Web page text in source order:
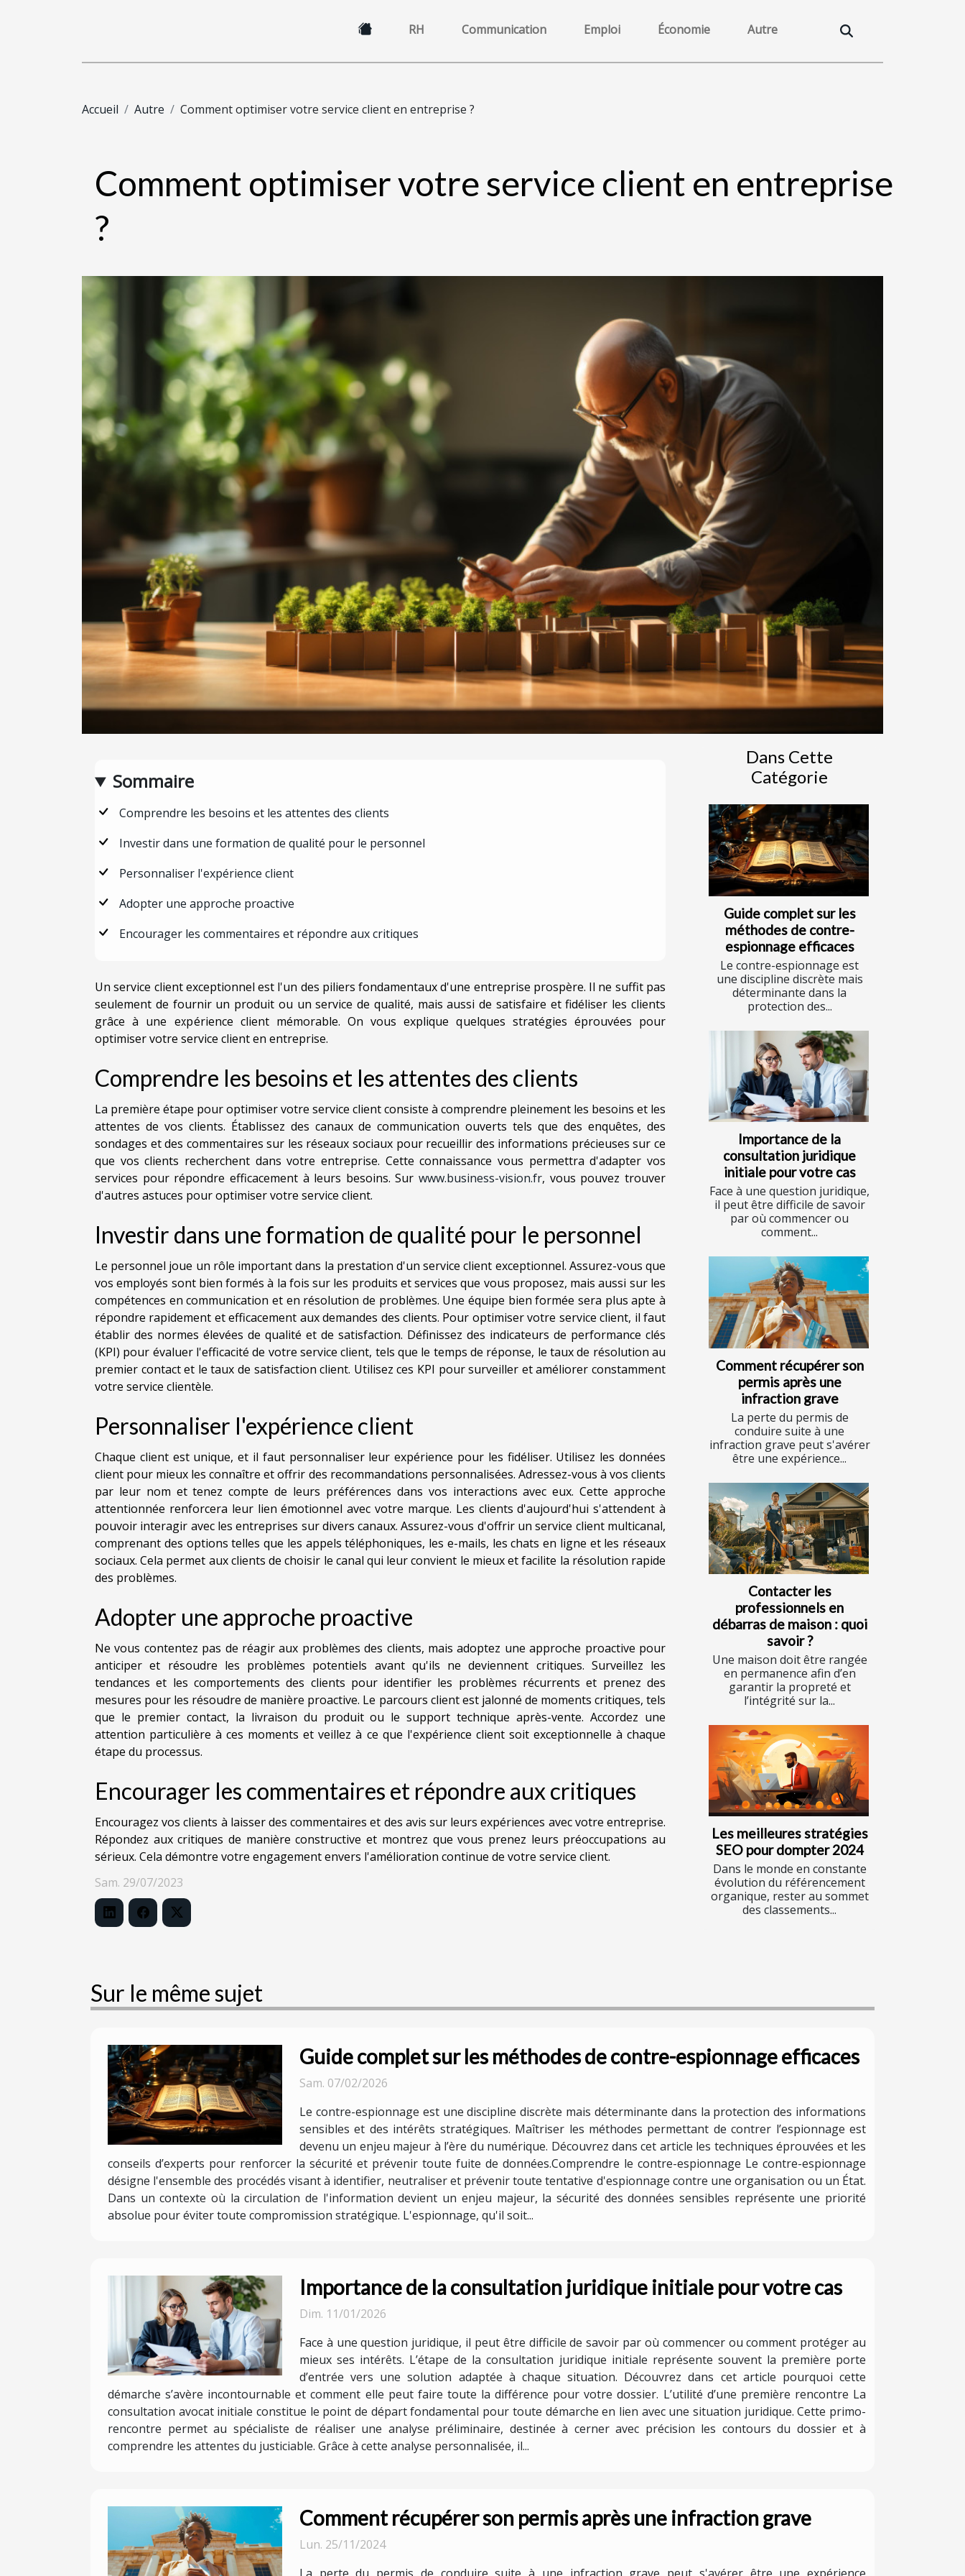
RH Communication Emploi Économie Autre
Accueil Autre Comment optimiser votre service client en entreprise ?
Comment optimiser votre service client en entreprise
?
Sommaire
Comprendre les besoins et les attentes des clients
Investir dans une formation de qualité pour le personnel
Personnaliser l'expérience client
Adopter une approche proactive
Encourager les commentaires et répondre aux critiques
Un service client exceptionnel est l'un des piliers fondamentaux d'une entreprise prospère. Il ne suffit pas
seulement de fournir un produit ou un service de qualité, mais aussi de satisfaire et fidéliser les clients
grâce à une expérience client mémorable. On vous explique quelques stratégies éprouvées pour
optimiser votre service client en entreprise.
Comprendre les besoins et les attentes des clients
La première étape pour optimiser votre service client consiste à comprendre pleinement les besoins et les
attentes de vos clients. Établissez des canaux de communication ouverts tels que des enquêtes, des
sondages et des commentaires sur les réseaux sociaux pour recueillir des informations précieuses sur ce
que vos clients recherchent dans votre entreprise. Cette connaissance vous permettra d'adapter vos
services pour répondre efficacement à leurs besoins. Surwww.business-vision.fr, vous pouvez trouver
d'autres astuces pour optimiser votre service client.
Investir dans une formation de qualité pour le personnel
Le personnel joue un rôle important dans la prestation d'un service client exceptionnel. Assurez-vous que
vos employés sont bien formés à la fois sur les produits et services que vous proposez, mais aussi sur les
compétences en communication et en résolution de problèmes. Une équipe bien formée sera plus apte à
répondre rapidement et efficacement aux demandes des clients. Pour optimiser votre service client, il faut
établir des normes élevées de qualité et de satisfaction. Définissez des indicateurs de performance clés
(KPI) pour évaluer l'efficacité de votre service client, tels que le temps de réponse, le taux de résolution au
premier contact et le taux de satisfaction client. Utilisez ces KPI pour surveiller et améliorer constamment
votre service clientèle.
Personnaliser l'expérience client
Chaque client est unique, et il faut personnaliser leur expérience pour les fidéliser. Utilisez les données
client pour mieux les connaître et offrir des recommandations personnalisées. Adressez-vous à vos clients
par leur nom et tenez compte de leurs préférences dans vos interactions avec eux. Cette approche
attentionnée renforcera leur lien émotionnel avec votre marque. Les clients d'aujourd'hui s'attendent à
pouvoir interagir avec les entreprises sur divers canaux. Assurez-vous d'offrir un service client multicanal,
comprenant des options telles que les appels téléphoniques, les e-mails, les chats en ligne et les réseaux
sociaux. Cela permet aux clients de choisir le canal qui leur convient le mieux et facilite la résolution rapide
des problèmes.
Adopter une approche proactive
Ne vous contentez pas de réagir aux problèmes des clients, mais adoptez une approche proactive pour
anticiper et résoudre les problèmes potentiels avant qu'ils ne deviennent critiques. Surveillez les
tendances et les comportements des clients pour identifier les problèmes récurrents et prenez des
mesures pour les résoudre de manière proactive. Le parcours client est jalonné de moments critiques, tels
que le premier contact, la livraison du produit ou le support technique après-vente. Accordez une
attention particulière à ces moments et veillez à ce que l'expérience client soit exceptionnelle à chaque
étape du processus.
Encourager les commentaires et répondre aux critiques
Encouragez vos clients à laisser des commentaires et des avis sur leurs expériences avec votre entreprise.
Répondez aux critiques de manière constructive et montrez que vous prenez leurs préoccupations au
sérieux. Cela démontre votre engagement envers l'amélioration continue de votre service client.
Sam. 29/07/2023
Dans Cette
Catégorie
Guide complet sur les
méthodes de contre-
espionnage efficaces
Le contre-espionnage est
une discipline discrète mais
déterminante dans la
protection des...
Importance de la
consultation juridique
initiale pour votre cas
Face à une question juridique,
il peut être difficile de savoir
par où commencer ou
comment...
Comment récupérer son
permis après une
infraction grave
La perte du permis de
conduire suite à une
infraction grave peut s'avérer
être une expérience...
Contacter les
professionnels en
débarras de maison : quoi
savoir ?
Une maison doit être rangée
en permanence afin d’en
garantir la propreté et
l’intégrité sur la...
Les meilleures stratégies
SEO pour dompter 2024
Dans le monde en constante
évolution du référencement
organique, rester au sommet
des classements...
Sur le même sujet
Guide complet sur les méthodes de contre-espionnage efficaces
Sam. 07/02/2026
Le contre-espionnage est une discipline discrète mais déterminante dans la protection des informations
sensibles et des intérêts stratégiques. Maîtriser les méthodes permettant de contrer l’espionnage est
devenu un enjeu majeur à l’ère du numérique. Découvrez dans cet article les techniques éprouvées et les
conseils d’experts pour renforcer la sécurité et prévenir toute fuite de données.Comprendre le contre-espionnage Le contre-espionnage
désigne l'ensemble des procédés visant à identifier, neutraliser et prévenir toute tentative d'espionnage contre une organisation ou un État.
Dans un contexte où la circulation de l'information devient un enjeu majeur, la sécurité des données sensibles représente une priorité
absolue pour éviter toute compromission stratégique. L'espionnage, qu'il soit...
Importance de la consultation juridique initiale pour votre cas
Dim. 11/01/2026
Face à une question juridique, il peut être difficile de savoir par où commencer ou comment protéger au
mieux ses intérêts. L’étape de la consultation juridique initiale représente souvent la première porte
d’entrée vers une solution adaptée à chaque situation. Découvrez dans cet article pourquoi cette
démarche s’avère incontournable et comment elle peut faire toute la différence pour votre dossier. L’utilité d’une première rencontre La
consultation avocat initiale constitue le point de départ fondamental pour toute démarche en lien avec une situation juridique. Cette primo-
rencontre permet au spécialiste de réaliser une analyse préliminaire, destinée à cerner avec précision les contours du dossier et à
comprendre les attentes du justiciable. Grâce à cette analyse personnalisée, il...
Comment récupérer son permis après une infraction grave
Lun. 25/11/2024